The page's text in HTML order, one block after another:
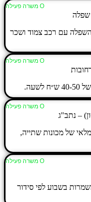
Ο משרה פעילה
שפלה
עם רכב צמוד ושכר
Ο משרה פעילה
Ο משרה פעילה
של מכונות שתייה,
Ο משרה פעילה
במשרה מלאה של 9 שעות ביום, 5 משמרות בשבוע לפי סידור